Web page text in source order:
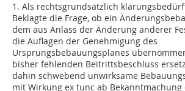
1. Als rechtsgrundsätzlich
Beklagte die Frage, ob ein
dem aus Anlass der Änderung anderer
die Auflagen der Genehmigung des
Ursprungsbebauungsplanes
bisher fehlenden Beitrittsbeschluss
dahin schwebend unwirksame
mit Wirkung ex tunc ab Bekanntmachung